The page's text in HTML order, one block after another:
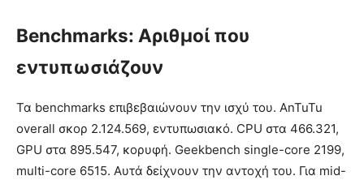
Benchmarks: Αριθμοί που
εντυπωσιάζουν
Τα benchmarks επιβεβαιώνουν την ισχύ του. AnTuTu
overall σκορ 2.124.569, εντυπωσιακό. CPU στα 466.321,
GPU στα 895.547, κορυφή. Geekbench single-core 2199,
multi-core 6515. Αυτά δείχνουν την αντοχή του. Για mid-